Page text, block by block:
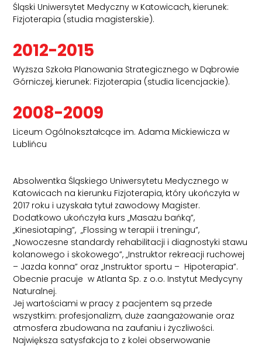
Śląski Uniwersytet Medyczny w Katowicach, kierunek:
Fizjoterapia (studia magisterskie).
2012-2015
Wyższa Szkoła Planowania Strategicznego w Dąbrowie
Górniczej, kierunek: Fizjoterapia (studia licencjackie).
2008-2009
Liceum Ogólnokształcące im. Adama Mickiewicza w
Lublińcu
Absolwentka Śląskiego Uniwersytetu Medycznego w
Katowicach na kierunku Fizjoterapia, który ukończyła w
2017 roku i uzyskała tytuł zawodowy Magister.
Dodatkowo ukończyła kurs „Masażu bańką”,
„Kinesiotaping”, „Flossing w terapii i treningu”,
„Nowoczesne standardy rehabilitacji i diagnostyki stawu
kolanowego i skokowego”, „Instruktor rekreacji ruchowej
– Jazda konna” oraz „Instruktor sportu – Hipoterapia”.
Obecnie pracuje w Atlanta Sp. z o.o. Instytut Medycyny
Naturalnej.
Jej wartościami w pracy z pacjentem są przede
wszystkim: profesjonalizm, duże zaangażowanie oraz
atmosfera zbudowana na zaufaniu i życzliwości.
Największa satysfakcja to z kolei obserwowanie